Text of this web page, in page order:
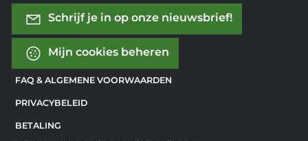
Schrijf je in op onze nieuwsbrief!
Mijn cookies beheren
FAQ & ALGEMENE VOORWAARDEN
PRIVACYBELEID
BETALING